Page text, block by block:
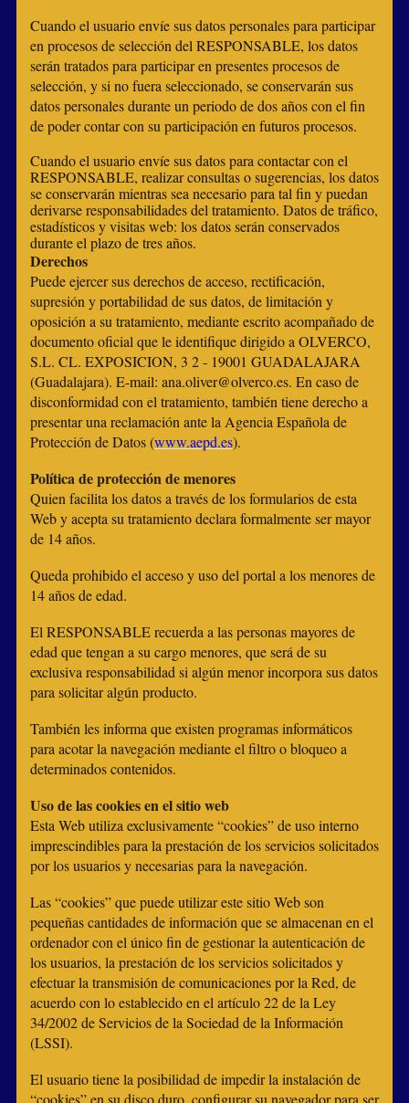
Cuando el usuario envíe sus datos personales para participar
en procesos de selección del RESPONSABLE, los datos
serán tratados para participar en presentes procesos de
selección, y si no fuera seleccionado, se conservarán sus
datos personales durante un periodo de dos años con el fin
de poder contar con su participación en futuros procesos.
Cuando el usuario envíe sus datos para contactar con el
RESPONSABLE, realizar consultas o sugerencias, los datos
se conservarán mientras sea necesario para tal fin y puedan
derivarse responsabilidades del tratamiento. Datos de tráfico,
estadísticos y visitas web: los datos serán conservados
durante el plazo de tres años.
Derechos
Puede ejercer sus derechos de acceso, rectificación,
supresión y portabilidad de sus datos, de limitación y
oposición a su tratamiento, mediante escrito acompañado de
documento oficial que le identifique dirigido a OLVERCO,
S.L. CL. EXPOSICION, 3 2 - 19001 GUADALAJARA
(Guadalajara). E-mail: ana.oliver@olverco.es. En caso de
disconformidad con el tratamiento, también tiene derecho a
presentar una reclamación ante la Agencia Española de
Protección de Datos (www.aepd.es).
Política de protección de menores
Quien facilita los datos a través de los formularios de esta
Web y acepta su tratamiento declara formalmente ser mayor
de 14 años.
Queda prohibido el acceso y uso del portal a los menores de
14 años de edad.
El RESPONSABLE recuerda a las personas mayores de
edad que tengan a su cargo menores, que será de su
exclusiva responsabilidad si algún menor incorpora sus datos
para solicitar algún producto.
También les informa que existen programas informáticos
para acotar la navegación mediante el filtro o bloqueo a
determinados contenidos.
Uso de las cookies en el sitio web
Esta Web utiliza exclusivamente “cookies” de uso interno
imprescindibles para la prestación de los servicios solicitados
por los usuarios y necesarias para la navegación.
Las “cookies” que puede utilizar este sitio Web son
pequeñas cantidades de información que se almacenan en el
ordenador con el único fin de gestionar la autenticación de
los usuarios, la prestación de los servicios solicitados y
efectuar la transmisión de comunicaciones por la Red, de
acuerdo con lo establecido en el artículo 22 de la Ley
34/2002 de Servicios de la Sociedad de la Información
(LSSI).
El usuario tiene la posibilidad de impedir la instalación de